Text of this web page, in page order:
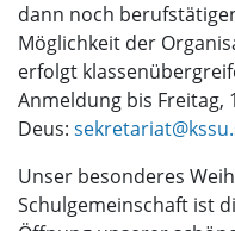
dann noch
Möglichkeit der
erfolgt
Anmeldung bis Freitag,
Deus:
Unser besonderes
Schulgemeinschaft ist